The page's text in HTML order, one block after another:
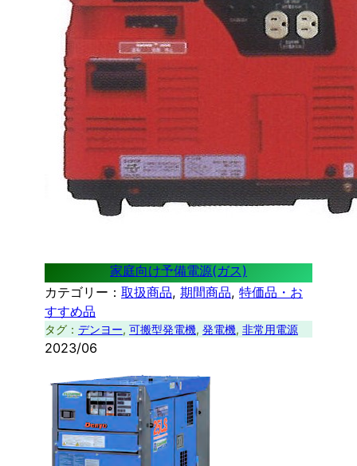
家庭向け予備電源(ガス)
カテゴリー： 取扱商品, 期間商品, 特価品・お
すすめ品
タグ： デンヨー, 可搬型発電機, 発電機, 非常用電源
2023/06